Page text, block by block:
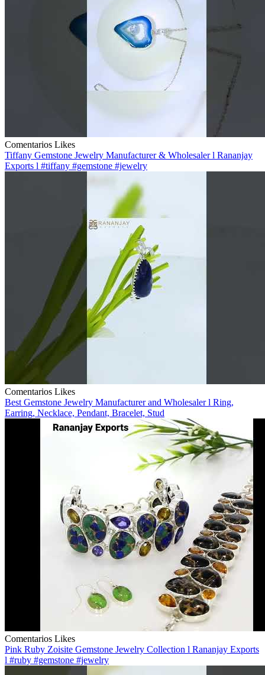
Comentarios Likes
Tiffany Gemstone Jewelry Manufacturer & Wholesaler l Rananjay
Exports l #tiffany #gemstone #jewelry
Comentarios Likes
Best Gemstone Jewelry Manufacturer and Wholesaler l Ring,
Earring, Necklace, Pendant, Bracelet, Stud
Comentarios Likes
Pink Ruby Zoisite Gemstone Jewelry Collection l Rananjay Exports
l #ruby #gemstone #jewelry